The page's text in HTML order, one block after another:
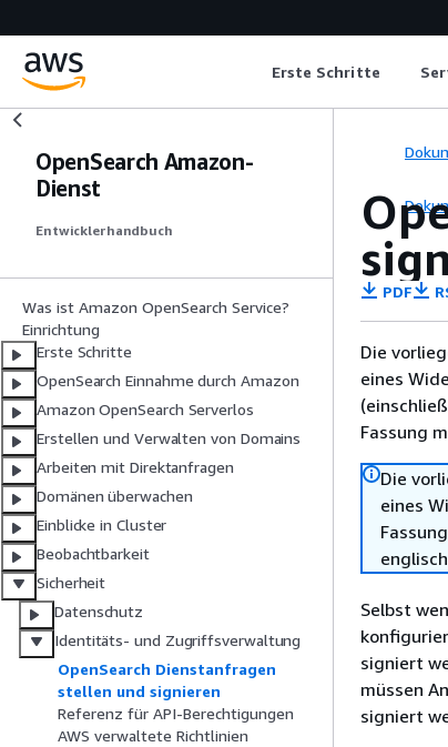
Erste Schritte
OpenSearch Amazon-
Dienst
Entwicklerhandbuch
Was ist Amazon OpenSearch Service?
Einrichtung
Erste Schritte
OpenSearch Einnahme durch Amazon
Amazon OpenSearch Serverlos
Erstellen und Verwalten von Domains
Arbeiten mit Direktanfragen
Domänen überwachen
Einblicke in Cluster
Beobachtbarkeit
Sicherheit
Datenschutz
Identitäts- und Zugriffsverwaltung
OpenSearch Dienstanfragen
stellen und signieren
Referenz für API-Berechtigungen
AWS verwaltete Richtlinien
PDF
Die
eines
Fassung
Die
eines
Selbst
signiert
müssen
signiert